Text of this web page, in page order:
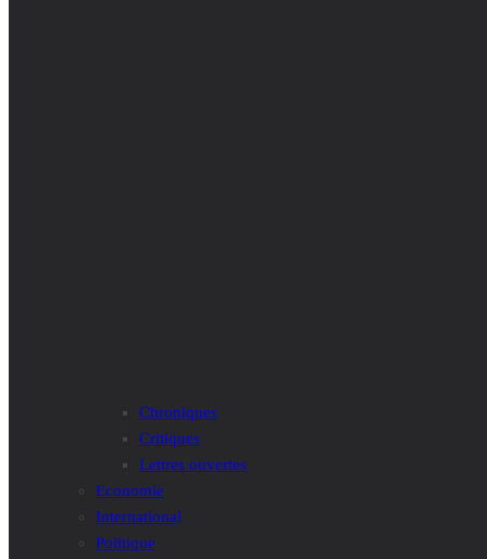
Chroniques
Critiques
Lettres ouvertes
Economie
International
Politique